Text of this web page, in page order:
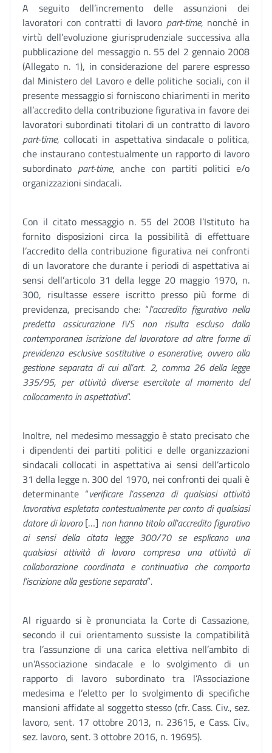
A seguito dell’incremento delle assunzioni dei
lavoratori con contratti di lavoro part-time, nonché in
virtù dell’evoluzione giurisprudenziale successiva alla
pubblicazione del messaggio n. 55 del 2 gennaio 2008
(Allegato n. 1), in considerazione del parere espresso
dal Ministero del Lavoro e delle politiche sociali, con il
presente messaggio si forniscono chiarimenti in merito
all’accredito della contribuzione figurativa in favore dei
lavoratori subordinati titolari di un contratto di lavoro
part-time, collocati in aspettativa sindacale o politica,
che instaurano contestualmente un rapporto di lavoro
subordinato part-time, anche con partiti politici e/o
organizzazioni sindacali.
Con il citato messaggio n. 55 del 2008 l’Istituto ha
fornito disposizioni circa la possibilità di effettuare
l’accredito della contribuzione figurativa nei confronti
di un lavoratore che durante i periodi di aspettativa ai
sensi dell’articolo 31 della legge 20 maggio 1970, n.
300, risultasse essere iscritto presso più forme di
previdenza, precisando che: “l’accredito figurativo nella
predetta assicurazione IVS non risulta escluso dalla
contemporanea iscrizione del lavoratore ad altre forme di
previdenza esclusive sostitutive o esonerative, ovvero alla
gestione separata di cui all’art. 2, comma 26 della legge
335/95, per attività diverse esercitate al momento del
collocamento in aspettativa”.
Inoltre, nel medesimo messaggio è stato precisato che
i dipendenti dei partiti politici e delle organizzazioni
sindacali collocati in aspettativa ai sensi dell’articolo
31 della legge n. 300 del 1970, nei confronti dei quali è
determinante “verificare l’assenza di qualsiasi attività
lavorativa espletata contestualmente per conto di qualsiasi
datore di lavoro[…] non hanno titolo all’accredito figurativo
ai sensi della citata legge 300/70 se esplicano una
qualsiasi attività di lavoro compresa una attività di
collaborazione coordinata e continuativa che comporta
l’iscrizione alla gestione separata”.
Al riguardo si è pronunciata la Corte di Cassazione,
secondo il cui orientamento sussiste la compatibilità
tra l’assunzione di una carica elettiva nell’ambito di
un’Associazione sindacale e lo svolgimento di un
rapporto di lavoro subordinato tra l’Associazione
medesima e l’eletto per lo svolgimento di specifiche
mansioni affidate al soggetto stesso (cfr. Cass. Civ., sez.
lavoro, sent. 17 ottobre 2013, n. 23615, e Cass. Civ.,
sez. lavoro, sent. 3 ottobre 2016, n. 19695).